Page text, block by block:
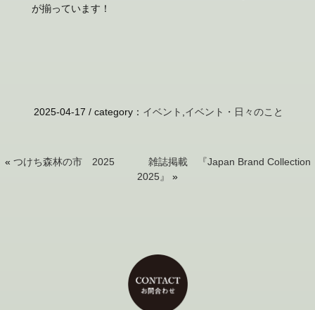
が揃っています！
2025-04-17 /category ： イベント ,イベント・日々のこと
« つけち森林の市 2025
雑誌掲載 『Japan Brand Collection
2025』
»